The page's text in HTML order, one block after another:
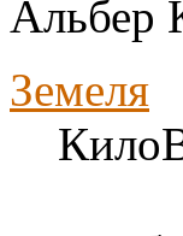
Альбер
Земеля